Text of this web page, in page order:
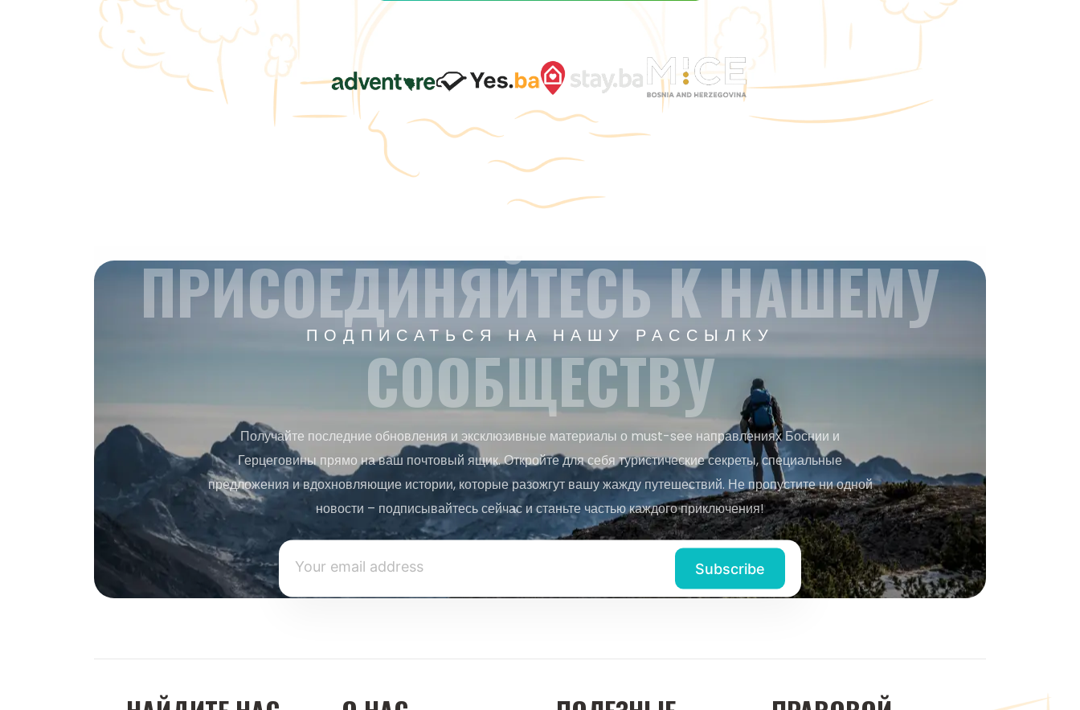
ПОДПИСАТЬСЯ НА НАШУ РАССЫЛКУ
ПРИСОЕДИНЯЙТЕСЬ К НАШЕМУ
СООБЩЕСТВУ
Получайте последние обновления и эксклюзивные материалы о must-see направлениях Боснии и
Герцеговины прямо на ваш почтовый ящик. Откройте для себя туристические секреты, специальные
предложения и вдохновляющие истории, которые разожгут вашу жажду путешествий. Не пропустите ни одной
новости – подписывайтесь сейчас и станьте частью каждого приключения!